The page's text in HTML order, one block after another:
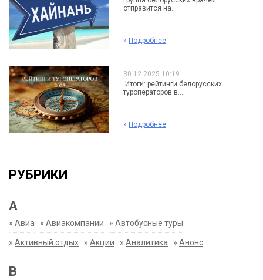
отправится на...
» Подробнее
30.12.2025 10:19
Итоги: рейтинги белорусских
туроператоров в...
» Подробнее
РУБРИКИ
А
» Авиа » Авиакомпании » Автобусные туры
» Активный отдых » Акции » Аналитика » Анонс
В